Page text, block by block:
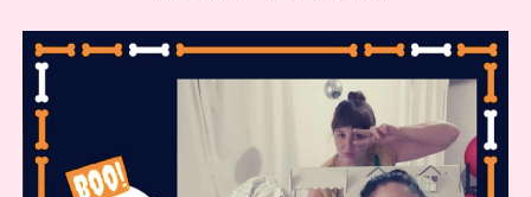
ANLEITUNG ZUM PODCAST-HÖREN
COOKIE-RICHTLINIE (EU)
facebook
instagram
youtube
emailspotify